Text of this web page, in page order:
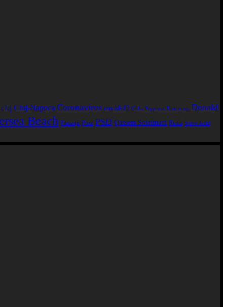
cluj Cluj-Napoca Coronavirus covid-19 Călin Popescu Tăriceanu Donald
Beach Paraziții Poze PSD Qassem Soleimani Rusia Steve Aoki